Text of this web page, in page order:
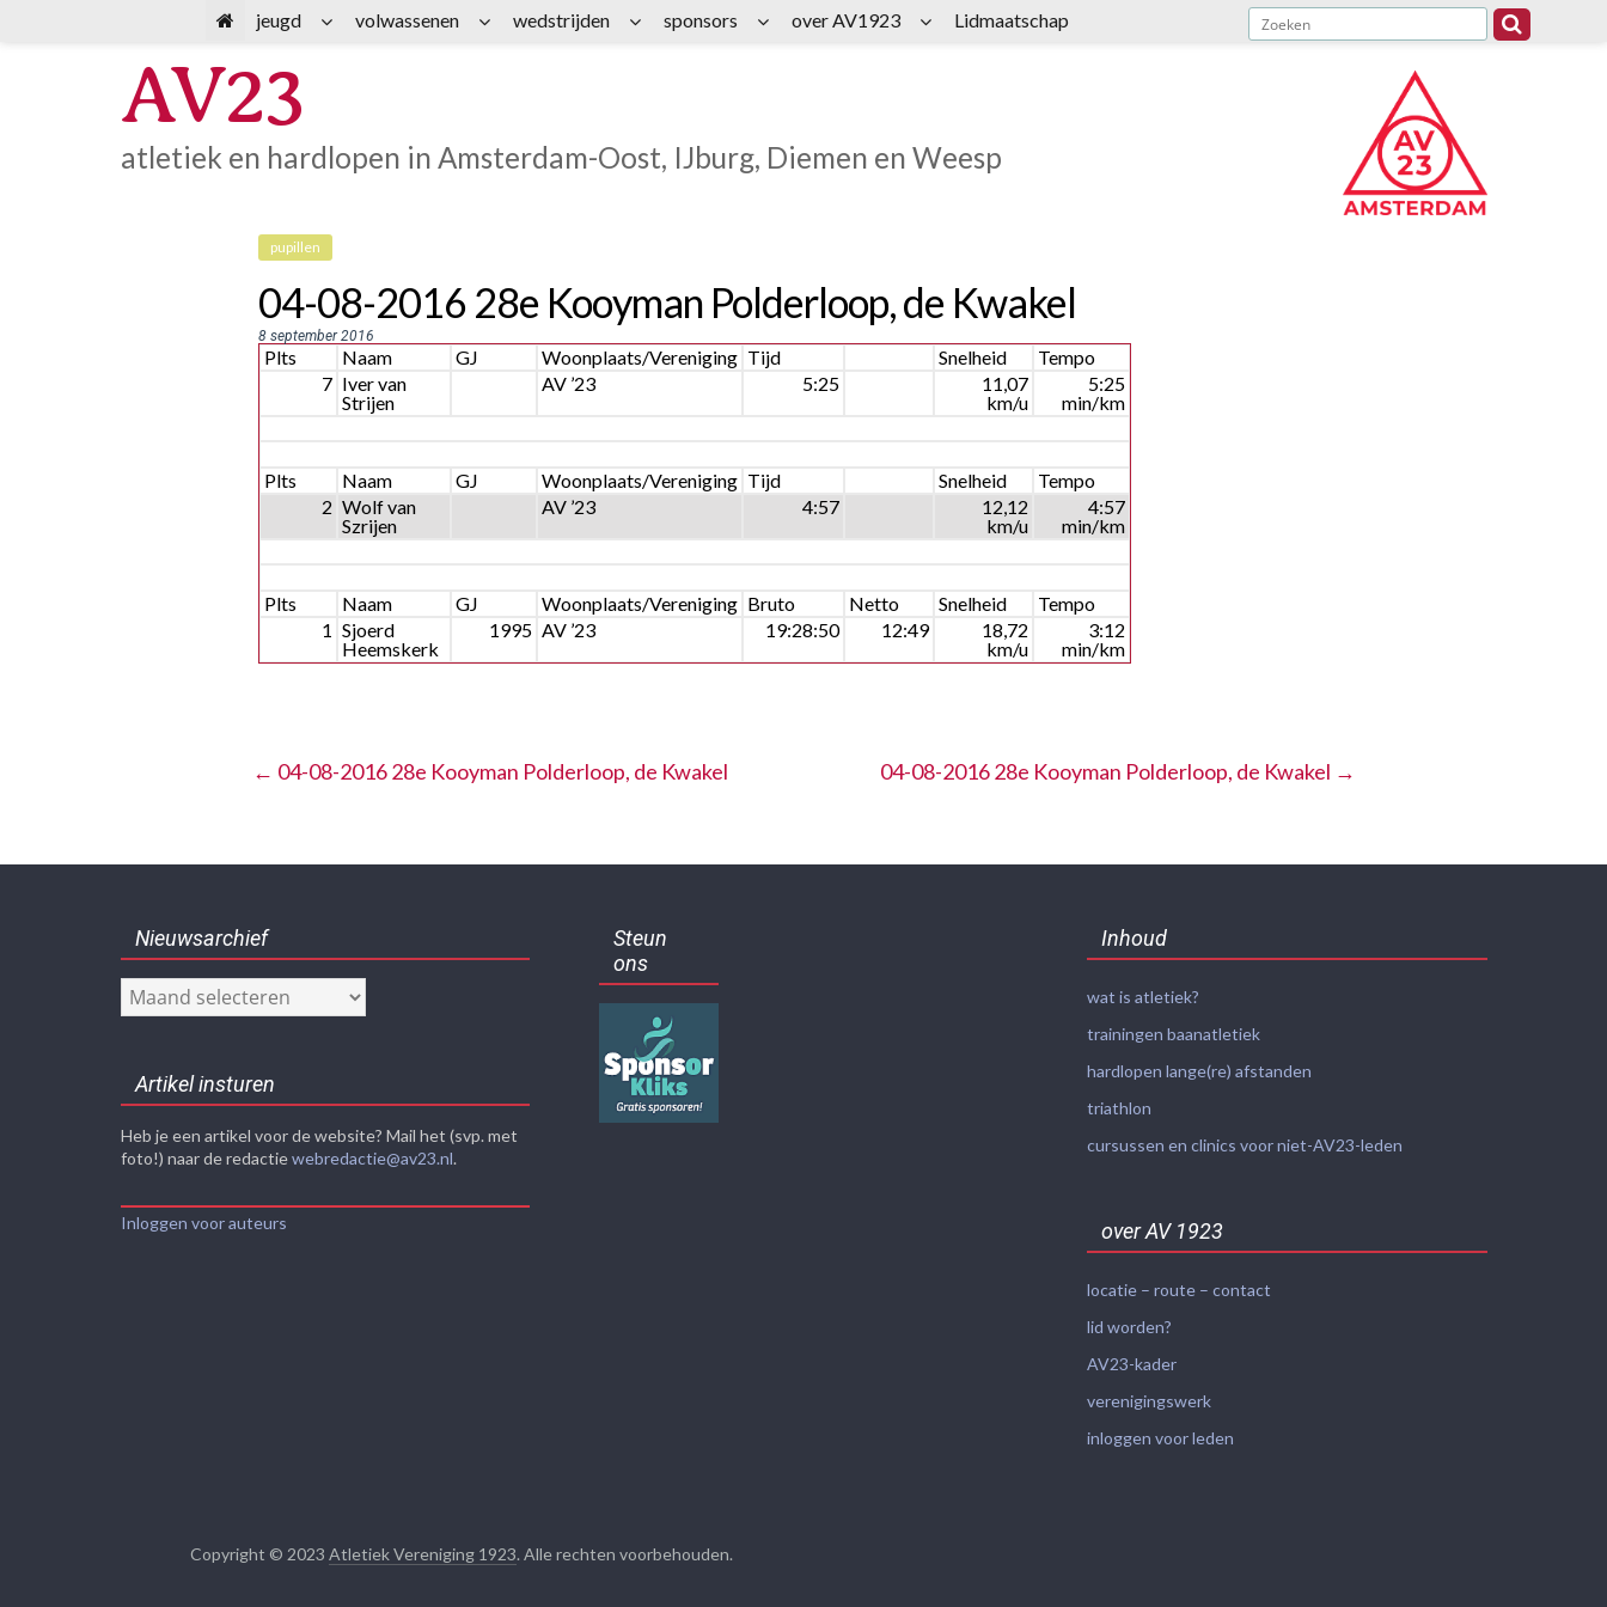
AV23
atletiek en hardlopen in Amsterdam-Oost, IJburg, Diemen en Weesp
pupillen
04-08-2016 28e Kooyman Polderloop, de Kwakel
8 september 2016
Plts Naam GJ Woonplaats/Vereniging Tijd Snelheid
Tempo
7 Iver van
Strijen
AV ’23 5:25
11,07
km/u
5:25
min/km
Plts
Naam GJ Woonplaats/Vereniging Tijd Snelheid
Tempo
2 Wolf van
Szrijen
AV ’23 4:57
12,12
km/u
4:57
min/km
Plts
Naam GJ Woonplaats/Vereniging Bruto Netto Snelheid
Tempo
1 Sjoerd
Heemskerk
1995 AV ’23 19:28:50 12:49
18,72
km/u
3:12
min/km
← 04-08-2016 28e Kooyman Polderloop, de Kwakel 04-08-2016 28e Kooyman Polderloop, de Kwakel →
Nieuwsarchief
Nieuwsarchief
Artikel insturen
Heb je een artikel voor de website? Mail het (svp. met
foto!) naar de redactiewebredactie@av23.nl.
Inloggen voor auteurs
Steun
ons
Inhoud
wat is atletiek?
trainingen baanatletiek
hardlopen lange(re) afstanden
triathlon
cursussen en clinics voor niet-AV23-leden
over AV 1923
locatie – route – contact
lid worden?
AV23-kader
verenigingswerk
inloggen voor leden
Copyright © 2023Atletiek Vereniging 1923. Alle rechten voorbehouden.
jeugd volwassenen wedstrijden sponsors over AV1923 Lidmaatschap